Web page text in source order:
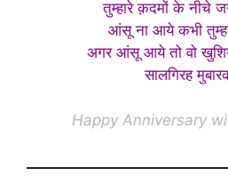
तुम्हारे क़दमों के नीचे
आंसू ना आये कभी
अगर आंसू आये तो वो
सालगिरह
Happy Anniversary